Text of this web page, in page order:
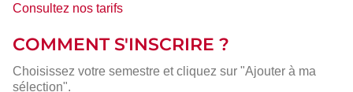
Consultez nos tarifs
COMMENT S'INSCRIRE ?
Choisissez votre semestre et cliquez sur "Ajouter à ma
sélection".